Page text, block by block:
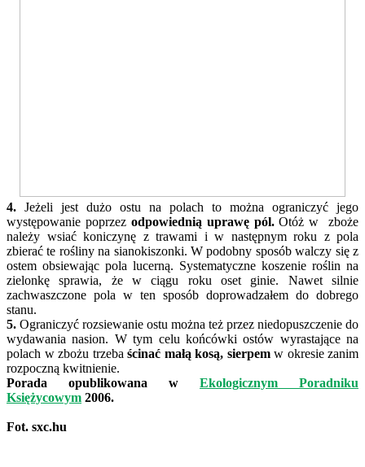
4. Jeżeli jest dużo ostu na polach to można ograniczyć jego
występowanie poprzezodpowiednią uprawę pól.Otóż w zboże
należy wsiać koniczynę z trawami i w następnym roku z pola
zbierać te rośliny na sianokiszonki. W podobny sposób walczy się z
ostem obsiewając pola lucerną. Systematyczne koszenie roślin na
zielonkę sprawia, że w ciągu roku oset ginie. Nawet silnie
zachwaszczone pola w ten sposób doprowadzałem do dobrego
stanu.
5. Ograniczyć rozsiewanie ostu można też przez niedopuszczenie do
wydawania nasion. W tym celu końcówki ostów wyrastające na
polach w zbożu trzeba ścinać małą kosą, sierpemw okresie zanim
rozpoczną kwitnienie.
Porada opublikowana w Ekologicznym Poradniku
Księżycowym 2006.
Fot. sxc.hu